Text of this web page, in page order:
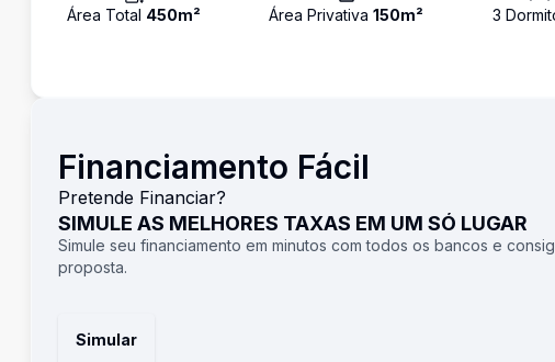
Área Total 450m² Área Privativa150m² 3
Financiamento Fácil
Pretende Financiar?
SIMULE AS MELHORES TAXAS EM UM SÓ LUGAR
Simule seu financiamento em minutos com todos os bancos e
proposta.
Simular